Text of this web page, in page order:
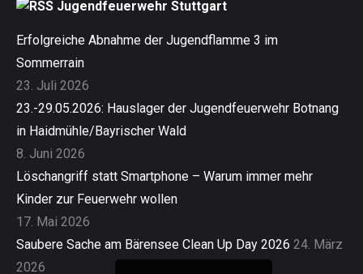
Jugendfeuerwehr Stuttgart
Erfolgreiche Abnahme der Jugendflamme 3 im
Sommerrain
23. Juli 2026
23.-29.05.2026: Hauslager der Jugendfeuerwehr Botnang
in Haidmühle/Bayrischer Wald
8. Juni 2026
Löschangriff statt Smartphone – Warum immer mehr
Kinder zur Feuerwehr wollen
17. Mai 2026
Saubere Sache am Bärensee Clean Up Day 2026 24. März
2026